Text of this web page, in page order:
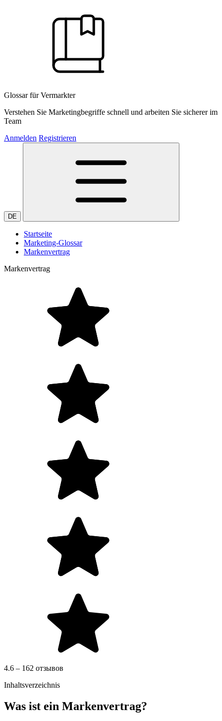
Glossar für Vermarkter
Verstehen Sie Marketingbegriffe schnell und arbeiten Sie sicherer im
Team
Anmelden Registrieren
DE
Startseite
Marketing-Glossar
Markenvertrag
Markenvertrag
4.6 – 162 отзывов
Inhaltsverzeichnis
Was ist ein Markenvertrag?